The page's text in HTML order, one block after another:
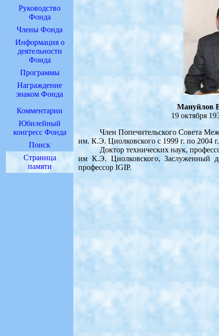
Руководство
Фонда
Члены Фонда
Информация о
деятельности
Фонда
Программы
Награждение
знаком Фонда
Комментарии
Юбилейный
конгресс Фонда
Поиск
Страница
памяти
Мануйлов
19 октября
Член Попечительского Совета
им. К.Э. Циолковского с 1999 г. по 2004 г.
Доктор технических наук,
им К.Э. Циолковского, Заслуженный
профессор IGIP.